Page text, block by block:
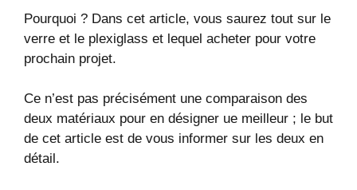
Pourquoi ? Dans cet article, vous saurez tout sur le
verre et le plexiglass et lequel acheter pour votre
prochain projet.
Ce n’est pas précisément une comparaison des
deux matériaux pour en désigner ue meilleur ; le but
de cet article est de vous informer sur les deux en
détail.